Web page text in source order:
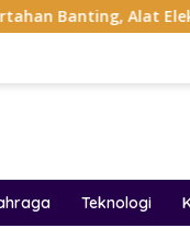
Elektronik Ke Mata
Teknologi